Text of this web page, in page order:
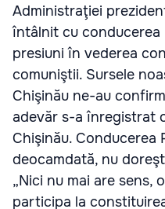
Administraţiei
întâlnit cu conducerea
presiuni în vederea
comuniştii. Sursele
Chişinău ne-au
adevăr s-a înregistrat
Chişinău. Conducerea
deocamdată, nu
„Nici nu mai are sens,
participa la